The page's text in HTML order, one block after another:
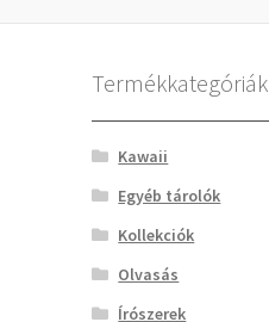
Termékkategóriák
Kawaii
Egyéb tárolók
Kollekciók
Olvasás
Írószerek